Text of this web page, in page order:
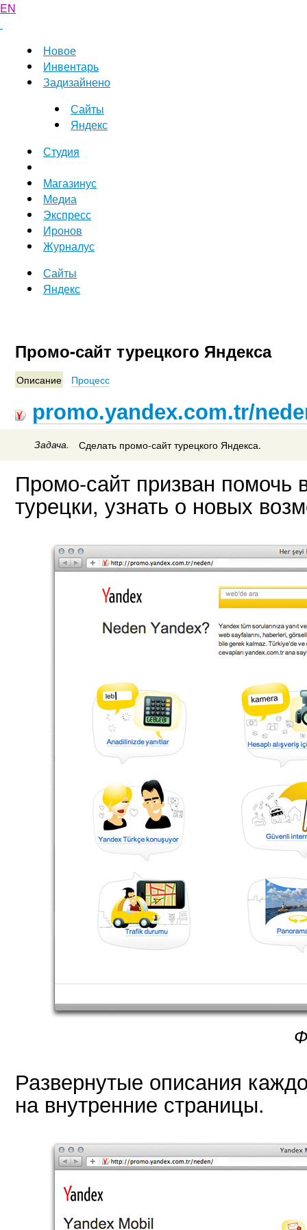
EN
Новое
Инвентарь
Задизайнено
Сайты
Яндекс
Студия
Магазинус
Медиа
Экспресс
Иронов
Журналус
Сайты
Яндекс
Промо-сайт турецкого Яндекса
Описание Процесс
promo.yandex.com.tr/
Задача. Сделать промо-сайт турецкого Яндекса.
Промо-сайт призван помочь
турецки, узнать о новых
Развернутые описания
на внутренние страницы.